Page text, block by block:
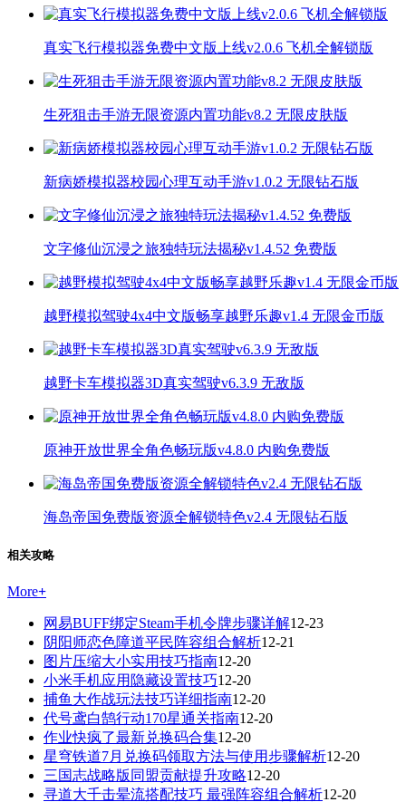
真实飞行模拟器免费中文版上线v2.0.6 飞机全解锁版
生死狙击手游无限资源内置功能v8.2 无限皮肤版
新病娇模拟器校园心理互动手游v1.0.2 无限钻石版
文字修仙沉浸之旅独特玩法揭秘v1.4.52 免费版
越野模拟驾驶4x4中文版畅享越野乐趣v1.4 无限金币版
越野卡车模拟器3D真实驾驶v6.3.9 无敌版
原神开放世界全角色畅玩版v4.8.0 内购免费版
海岛帝国免费版资源全解锁特色v2.4 无限钻石版
相关攻略
More+
网易BUFF绑定Steam手机令牌步骤详解12-23
阴阳师恋色障道平民阵容组合解析12-21
图片压缩大小实用技巧指南12-20
小米手机应用隐藏设置技巧12-20
捕鱼大作战玩法技巧详细指南12-20
代号鸢白鹄行动170星通关指南12-20
作业快疯了最新兑换码合集12-20
星穹铁道7月兑换码领取方法与使用步骤解析12-20
三国志战略版同盟贡献提升攻略12-20
寻道大千击晕流搭配技巧 最强阵容组合解析12-20